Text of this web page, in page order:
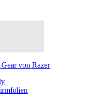
von Razer